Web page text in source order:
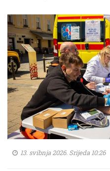
13. svibnja 2026. Srijeda 10:26